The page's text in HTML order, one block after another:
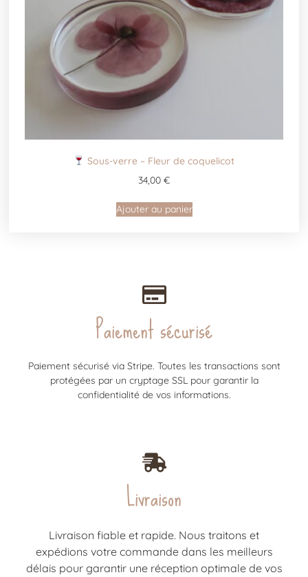
Sous-verre – Fleur de coquelicot
34,00 €
Ajouter au panier
Paiement sécurisé
Paiement sécurisé via Stripe. Toutes les transactions sont
protégées par un cryptage SSL pour garantir la
confidentialité de vos informations.
Livraison
Livraison fiable et rapide. Nous traitons et
expédions votre commande dans les meilleurs
délais pour garantir une réception optimale de vos